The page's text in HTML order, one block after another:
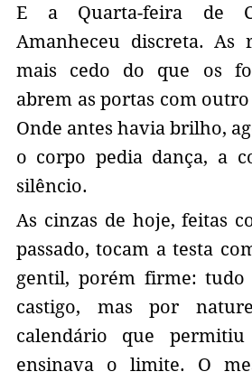
E a Quarta-feira de
Amanheceu discreta. As
mais cedo do que os
abrem as portas com
Onde antes havia brilho,
o corpo pedia dança, a
silêncio.
As cinzas de hoje, feitas
passado, tocam a testa
gentil, porém firme: tudo
castigo, mas por
calendário que
ensinava o limite. O